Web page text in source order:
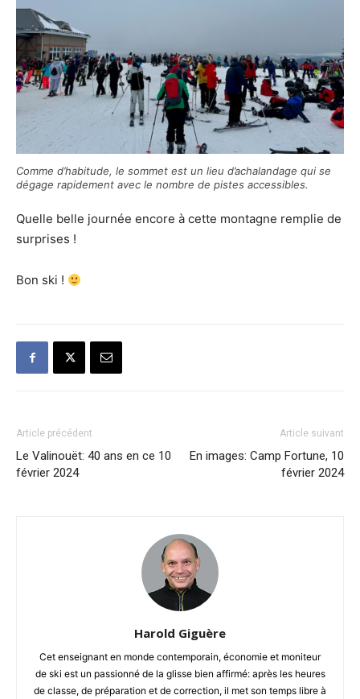
Comme d’habitude, le sommet est un lieu d’achalandage qui se
dégage rapidement avec le nombre de pistes accessibles.
Quelle belle journée encore à cette montagne remplie de
surprises !
Bon ski !
Article précédent
Le Valinouët: 40 ans en ce 10
février 2024
Article suivant
En images: Camp Fortune, 10
février 2024
Harold Giguère
Cet enseignant en monde contemporain, économie et moniteur
de ski est un passionné de la glisse bien affirmé: après les heures
de classe, de préparation et de correction, il met son temps libre à